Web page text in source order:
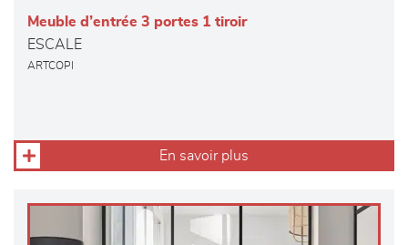
Meuble d’entrée 3 portes 1 tiroir
ESCALE
ARTCOPI
En savoir plus